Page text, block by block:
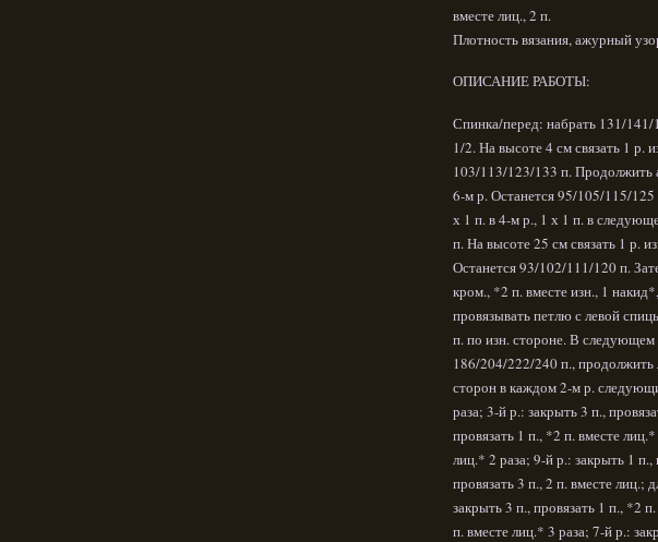
вместе лиц., 2 п.
Плотность вязания, ажурный
ОПИСАНИЕ РАБОТЫ:
Спинка/перед: набрать 131/141/
1/2. На высоте 4 см связать 1 р.
103/113/123/133 п. Продолжить
6-м р. Останется 95/105/115/125
х 1 п. в 4-м р., 1 х 1 п. в
п. На высоте 25 см связать 1 р.
Останется 93/102/111/120 п.
кром., *2 п. вместе изн., 1
провязывать петлю с левой
п. по изн. стороне. В
186/204/222/240 п., продолжить
сторон в каждом 2-м р.
раза; 3-й р.: закрыть 3 п.,
провязать 1 п., *2 п. вместе
лиц.* 2 раза; 9-й р.: закрыть 1
провязать 3 п., 2 п. вместе лиц.;
закрыть 3 п., провязать 1 п., *2
п. вместе лиц.* 3 раза; 7-й р.: